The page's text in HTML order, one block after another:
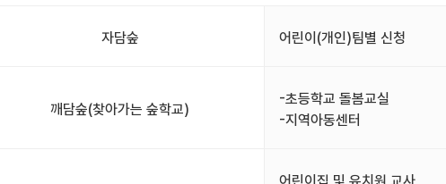
자담숲 어린이(개인)팀별 신청
깨담숲(찾아가는 숲학교)
-초등학교 돌봄교실
-지역아동센터